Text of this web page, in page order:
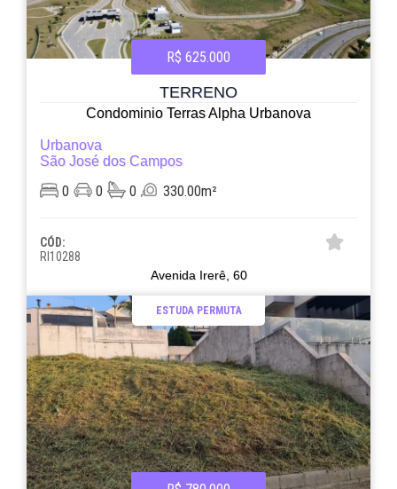
R$ 625.000
TERRENO
Condominio Terras Alpha Urbanova
Urbanova
São José dos Campos
0 0 0 330.00m²
CÓD:
RI10288
Avenida Irerê, 60
ESTUDA PERMUTA